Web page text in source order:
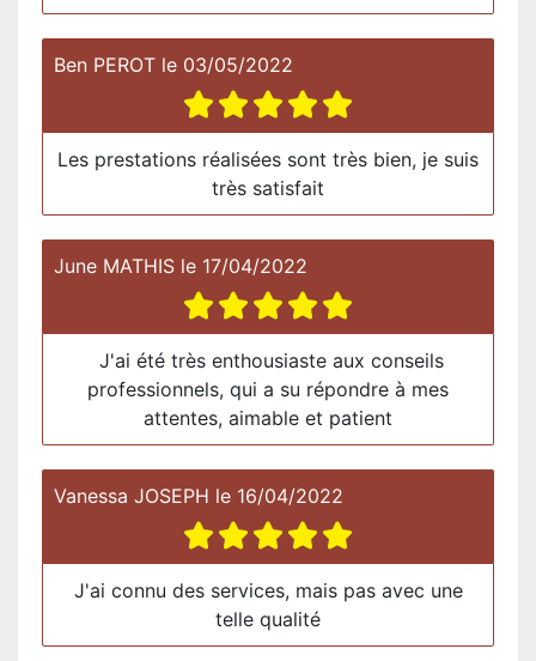
Ben PEROT le 03/05/2022
Les prestations réalisées sont très bien, je suis
très satisfait
June MATHIS le 17/04/2022
J'ai été très enthousiaste aux conseils
professionnels, qui a su répondre à mes
attentes, aimable et patient
Vanessa JOSEPH le 16/04/2022
J'ai connu des services, mais pas avec une
telle qualité